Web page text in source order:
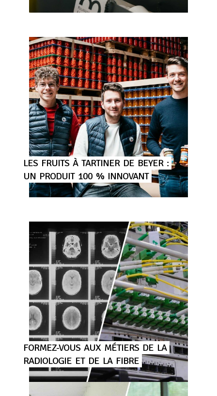
LES FRUITS À TARTINER DE BEYER :
UN PRODUIT 100 % INNOVANT
FORMEZ-VOUS AUX MÉTIERS DE LA
RADIOLOGIE ET DE LA FIBRE